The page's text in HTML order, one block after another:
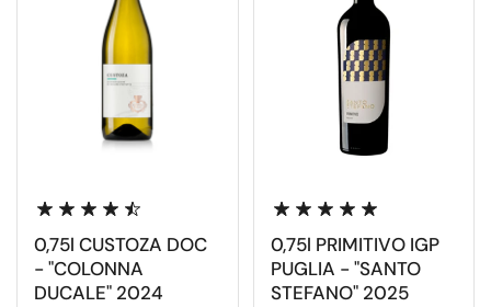
0,75l CUSTOZA DOC
- "COLONNA
DUCALE" 2024
0,75l PRIMITIVO IGP
PUGLIA - "SANTO
STEFANO" 2025